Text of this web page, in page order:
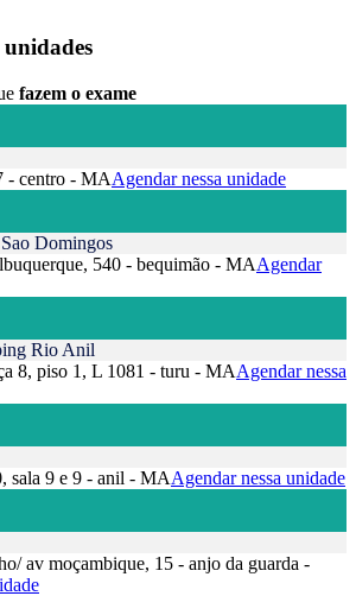
fazem o exame
- centro - MAAgendar nessa unidade
Domingos
540 - bequimão - MAAgendar
Rio Anil
8, piso 1, L 1081 - turu - MAAgendar nessa
sala 9 e 9 - anil - MAAgendar nessa unidade
av moçambique, 15 - anjo da guarda -